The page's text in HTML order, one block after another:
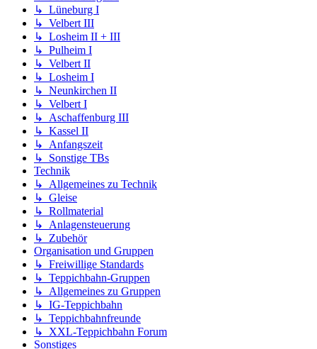
↳ Lüneburg I
↳ Velbert III
↳ Losheim II + III
↳ Pulheim I
↳ Velbert II
↳ Losheim I
↳ Neunkirchen II
↳ Velbert I
↳ Aschaffenburg III
↳ Kassel II
↳ Anfangszeit
↳ Sonstige TBs
Technik
↳ Allgemeines zu Technik
↳ Gleise
↳ Rollmaterial
↳ Anlagensteuerung
↳ Zubehör
Organisation und Gruppen
↳ Freiwillige Standards
↳ Teppichbahn-Gruppen
↳ Allgemeines zu Gruppen
↳ IG-Teppichbahn
↳ Teppichbahnfreunde
↳ XXL-Teppichbahn Forum
Sonstiges